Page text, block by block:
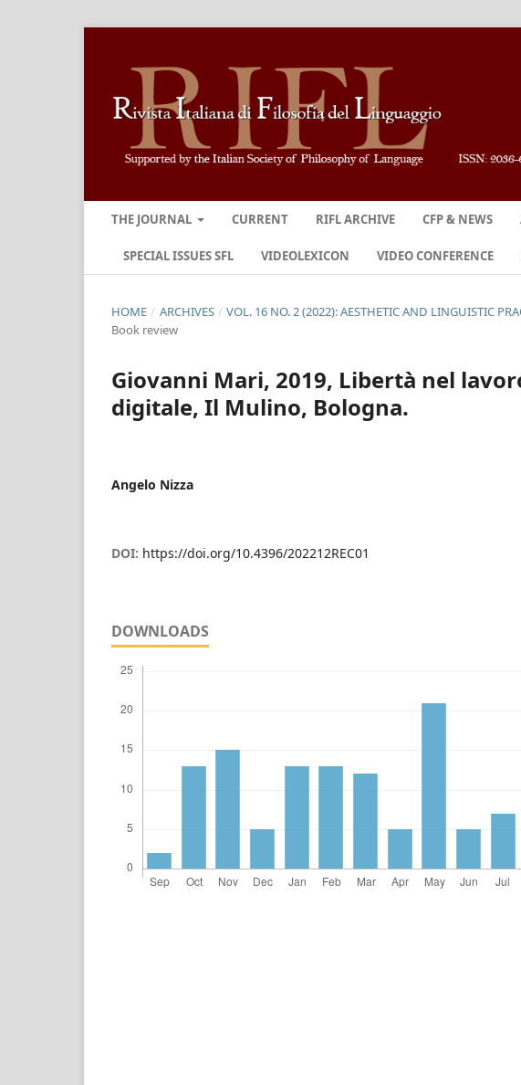
THE JOURNAL CURRENT RIFL ARCHIVE CFP & NEWS
SPECIAL ISSUES SFL VIDEOLEXICON VIDEO CONFERENCE
HOME / ARCHIVES / VOL. 16 NO. 2 (2022): AESTHETIC AND LINGUISTIC
Book review
Giovanni Mari, 2019, Libertà nel
digitale, Il Mulino, Bologna.
Angelo Nizza
DOI: https://doi.org/10.4396/202212REC01
DOWNLOADS